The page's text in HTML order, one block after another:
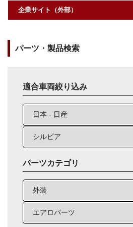
企業サイト（外部）
パーツ・製品検索
適合車両絞り込み
パーツカテゴリ